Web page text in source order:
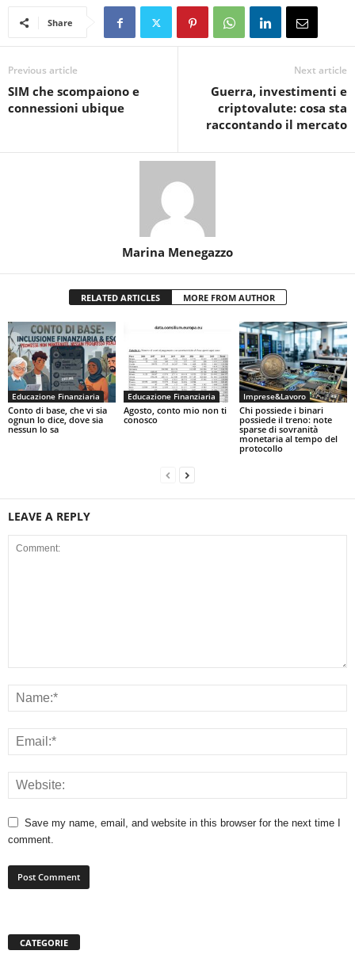
Share
Previous article
SIM che scompaiono e
connessioni ubique
Next article
Guerra, investimenti e
criptovalute: cosa sta
raccontando il mercato
Marina Menegazzo
RELATED ARTICLES MORE FROM AUTHOR
Educazione Finanziaria
Conto di base, che vi sia
ognun lo dice, dove sia
nessun lo sa
Educazione Finanziaria
Agosto, conto mio non ti
conosco
Imprese&Lavoro
Chi possiede i binari
possiede il treno: note
sparse di sovranità
monetaria al tempo del
protocollo
LEAVE A REPLY
Save my name, email, and website in this browser for the next time I
comment.
CATEGORIE